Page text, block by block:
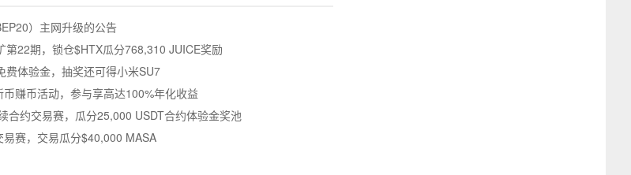
）主网升级的公告
22期，锁仓$HTX瓜分768,310 JUICE奖励
体验金，抽奖还可得小米SU7
赚币活动，参与享高达100%年化收益
合约交易赛，瓜分25,000 USDT合约体验金奖池
赛，交易瓜分$40,000 MASA